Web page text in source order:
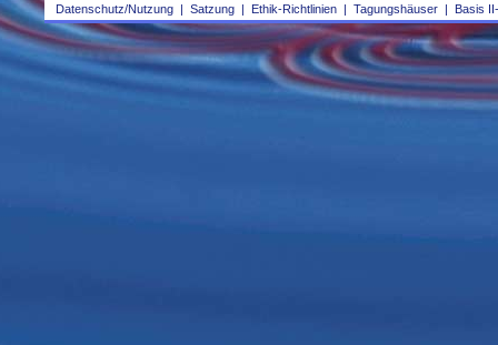
Datenschutz/Nutzung | Satzung | Ethik-Richtlinien | Tagungshäuser | Basis